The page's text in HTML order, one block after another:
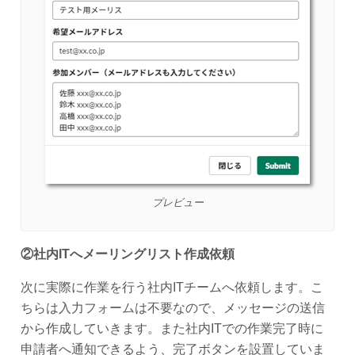
プレビュー
②社内ITへメーリングリスト作成依頼
次に実際に作業を行う社内ITチームへ依頼します。こ
ちらは入力フォームは不要なので、メッセージの送信
から作成していきます。また社内ITでの作業完了時に
申請者へ通知できるよう、完了ボタンを設置していま